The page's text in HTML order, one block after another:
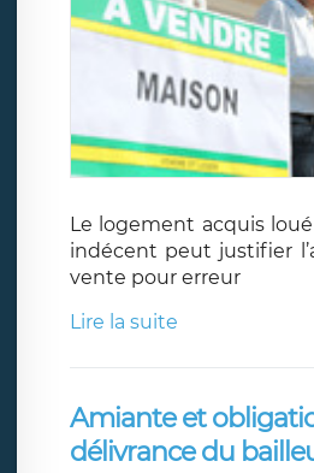
Le logement acquis loué
indécent peut justifier
vente pour erreur
Lire la suite
Amiante et
délivrance du